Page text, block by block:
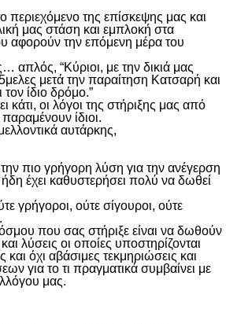
της επίσκεψης μας και
μας στάση και εμπλοκή στα
αφορούν την επόμενη μέρα του
απλός, “Κύριοι, με την δικιά μας
μετά την παραίτηση Κατσαρή και
ίδιο δρόμο.”
κάτι, οι λόγοι της στήριξης μας από
ίδιοι.
αυτάρκης,
πιο γρήγορη λύση για την ανέγερση
έχει καθυστερήσει πολύ να δωθεί
γρήγοροι, ούτε σίγουροι, ούτε
που σας στήριξε είναι να δωθούν
λύσεις οι οποίες υποστηρίζονται
όχι αβάσιμες τεκμηριώσεις και
για το τι πραγματικά συμβαίνει με
μας.